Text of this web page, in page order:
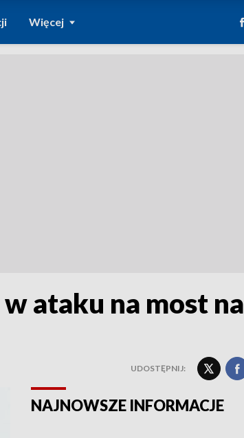
Więcej
ataku na most na
UDOSTĘPNIJ:
NAJNOWSZE INFORMACJE